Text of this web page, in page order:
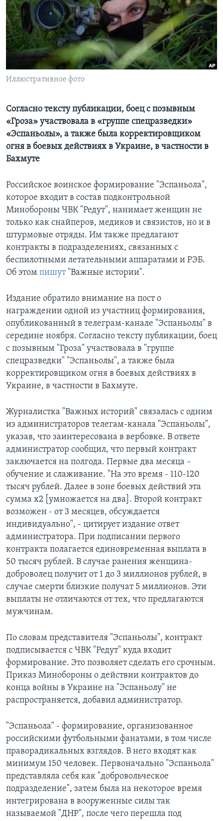
Learning English
СОЦИАЛЬНЫЕ СЕТИ
Иллюстративное фото
Согласно тексту публикации, боец с позывным
«Гроза» участвовала в «группе спецразведки»
«Эспаньолы», а также была корректировщиком
огня в боевых действиях в Украине, в частности в
Бахмуте
Российское воинское формирование "Эспаньола",
которое входит в состав подконтрольной
Минобороны ЧВК "Редут", нанимает женщин не
только как снайперов, медиков и связистов, но и в
штурмовые отряды. Им также предлагают
контракты в подразделениях, связанных с
беспилотными летательными аппаратами и РЭБ.
Об этом пишут "Важные истории".
Издание обратило внимание на пост о
награждении одной из участниц формирования,
опубликованный в телеграм-канале "Эспаньолы" в
середине ноября. Согласно тексту публикации, боец
с позывным "Гроза" участвовала в "группе
спецразведки" "Эспаньолы", а также была
корректировщиком огня в боевых действиях в
Украине, в частности в Бахмуте.
Журналистка "Важных историй" связалась с одним
из администраторов телегам-канала "Эспаньолы",
указав, что заинтересована в вербовке. В ответе
администратор сообщил, что первый контракт
заключается на полгода. Первые два месяца –
обучение и слаживание. "На это время - 110-120
тысяч рублей. Далее в зоне боевых действий эта
сумма х2 [умножается на два]. Второй контракт
возможен - от 3 месяцев, обсуждается
индивидуально", - цитирует издание ответ
администратора. При подписании первого
контракта полагается единовременная выплата в
50 тысяч рублей. В случае ранения женщина-
доброволец получит от 1 до 3 миллионов рублей, в
случае смерти близкие получат 5 миллионов. Эти
выплаты не отличаются от тех, что предлагаются
мужчинам.
По словам представителя "Эспаньолы", контракт
подписывается с ЧВК "Редут" куда входит
формирование. Это позволяет сделать его срочным.
Приказ Минобороны о действии контрактов до
конца войны в Украине на "Эспаньолу" не
распространяется, добавил администратор.
"Эспаньола" - формирование, организованное
российскими футбольными фанатами, в том числе
праворадикальных взглядов. В него входят как
минимум 150 человек. Первоначально "Эспаньола"
представляла себя как "добровольческое
подразделение", затем была на некоторое время
интегрирована в вооруженные силы так
называемой "ДНР", после чего перешла под